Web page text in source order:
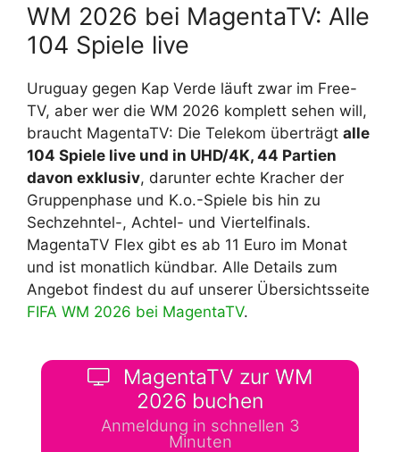
WM 2026 bei MagentaTV: Alle
104 Spiele live
Uruguay gegen Kap Verde läuft zwar im Free-
TV, aber wer die WM 2026 komplett sehen will,
braucht MagentaTV: Die Telekom überträgt alle
104 Spiele live und in UHD/4K, 44 Partien
davon exklusiv, darunter echte Kracher der
Gruppenphase und K.o.-Spiele bis hin zu
Sechzehntel-, Achtel- und Viertelfinals.
MagentaTV Flex gibt es ab 11 Euro im Monat
und ist monatlich kündbar. Alle Details zum
Angebot findest du auf unserer Übersichtsseite
FIFA WM 2026 bei MagentaTV.
MagentaTV zur WM
2026 buchen
Anmeldung in schnellen 3
Minuten